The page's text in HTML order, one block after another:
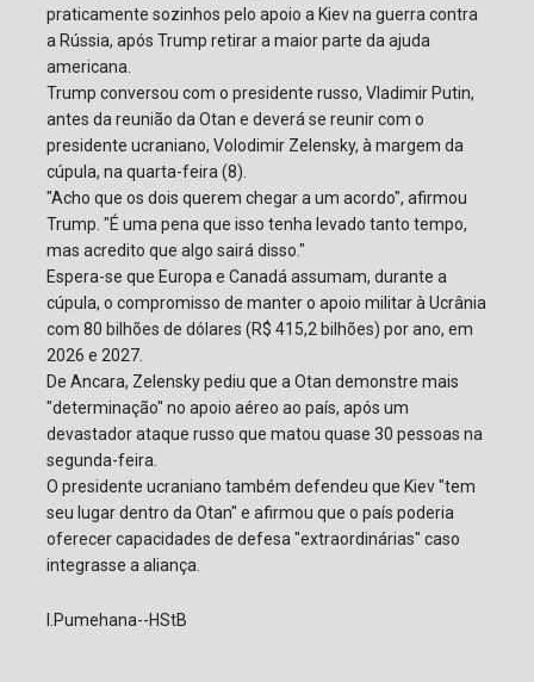
praticamente sozinhos pelo apoio a Kiev na guerra contra
a Rússia, após Trump retirar a maior parte da ajuda
americana.
Trump conversou com o presidente russo, Vladimir Putin,
antes da reunião da Otan e deverá se reunir com o
presidente ucraniano, Volodimir Zelensky, à margem da
cúpula, na quarta-feira (8).
"Acho que os dois querem chegar a um acordo", afirmou
Trump. "É uma pena que isso tenha levado tanto tempo,
mas acredito que algo sairá disso."
Espera-se que Europa e Canadá assumam, durante a
cúpula, o compromisso de manter o apoio militar à Ucrânia
com 80 bilhões de dólares (R$ 415,2 bilhões) por ano, em
2026 e 2027.
De Ancara, Zelensky pediu que a Otan demonstre mais
"determinação" no apoio aéreo ao país, após um
devastador ataque russo que matou quase 30 pessoas na
segunda-feira.
O presidente ucraniano também defendeu que Kiev "tem
seu lugar dentro da Otan" e afirmou que o país poderia
oferecer capacidades de defesa "extraordinárias" caso
integrasse a aliança.
I.Pumehana--HStB